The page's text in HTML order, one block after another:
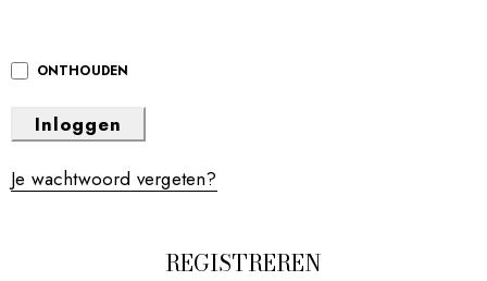
ONTHOUDEN
Inloggen
Je wachtwoord vergeten?
REGISTREREN